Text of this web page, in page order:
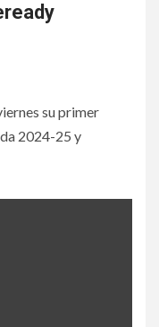
su primer
2024-25 y